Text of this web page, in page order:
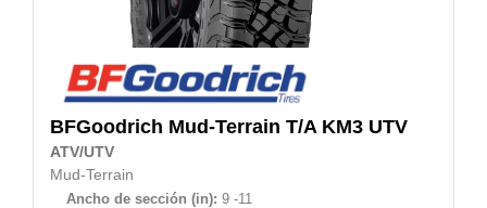
BFGoodrich Mud-Terrain T/A KM3 UTV
ATV/UTV
Mud-Terrain
Ancho de sección (in): 9 -11